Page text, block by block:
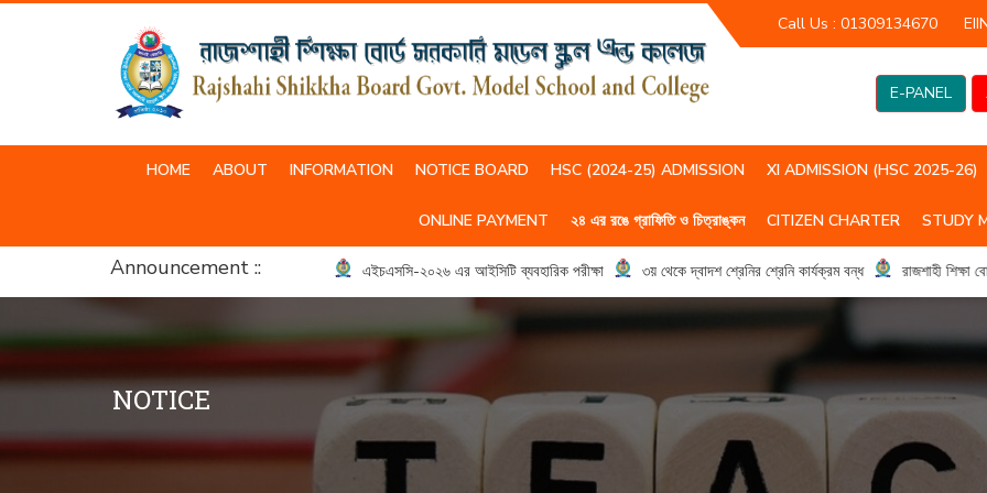
Call Us : 01309134670
E-PANEL
HOME ABOUT INFORMATION NOTICE BOARD HSC (2024-25) ADMISSION XI ADMISSION (HSC 2025-26)
ONLINE PAYMENT ২৪ এর রঙে গ্রাফিতি ও চিত্রাঙ্কন CITIZEN CHARTER STUDY
Announcement :: এইচএসসি-২০২৬ এর আইসিটি ব্যবহারিক পরীক্ষা ৩য় থেকে দ্বাদশ শ্রেনির শ্রেনি কার্যক্রম বন্ধ রাজশাহী শিক্ষা
NOTICE